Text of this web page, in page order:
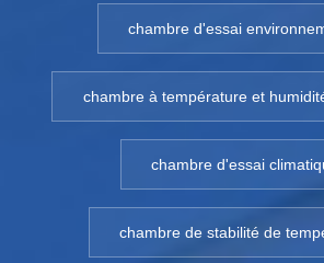
chambre d'essai
chambre à température et
chambre d'essai
chambre de stabilité de